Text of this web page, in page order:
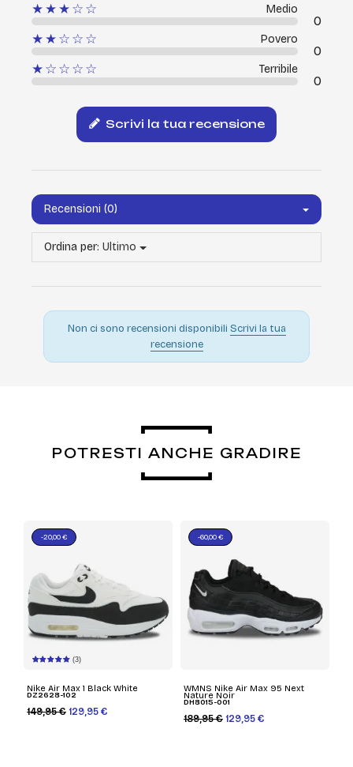
★★★☆☆
Medio
0
★★☆☆☆
Povero
0
★☆☆☆☆
Terribile
0
Scrivi la tua recensione
Recensioni (0)
Ordina per: Ultimo
Non ci sono recensioni disponibili Scrivi la tua
recensione
POTRESTI ANCHE GRADIRE
(3)
Nike Air Max 1 Black White
DZ2628-102
149,95 € 129,95 €
-20,00 €
WMNS Nike Air Max 95 Next
Nature Noir
DH8015-001
189,95 € 129,95 €
-60,00 €